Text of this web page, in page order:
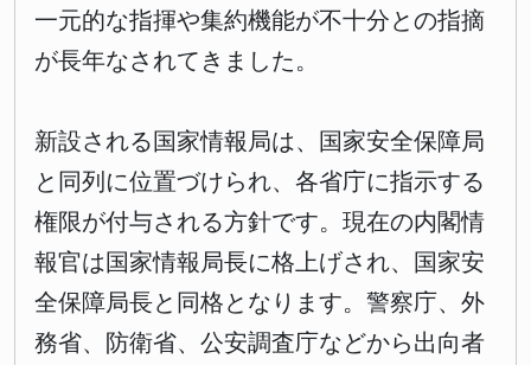
一元的な指揮や集約機能が不十分との指摘
が長年なされてきました。
新設される国家情報局は、国家安全保障局
と同列に位置づけられ、各省庁に指示する
権限が付与される方針です。現在の内閣情
報官は国家情報局長に格上げされ、国家安
全保障局長と同格となります。警察庁、外
務省、防衛省、公安調査庁などから出向者